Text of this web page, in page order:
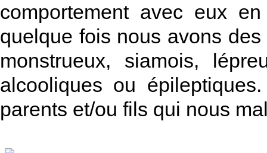
comportement avec eux
quelque fois nous avons
monstrueux, siamois,
alcooliques ou
parents et/ou fils qui nous